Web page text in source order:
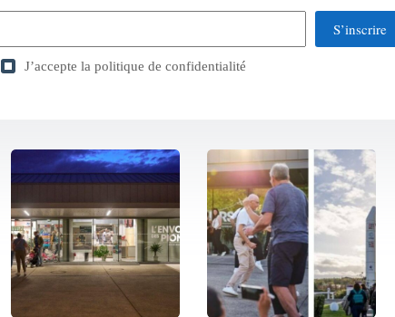
S’inscrire
J’accepte la politique de confidentialité